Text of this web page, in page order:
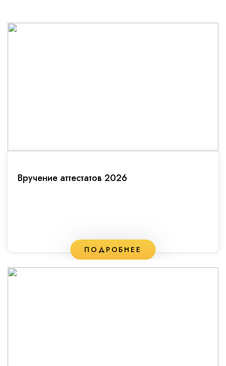
Вручение аттестатов 2026
ПОДРОБНЕЕ